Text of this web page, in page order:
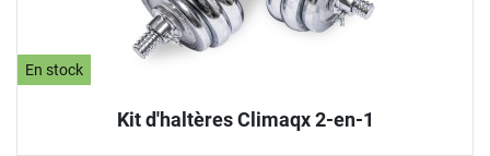
En stock
Kit d'haltères Climaqx 2-en-1